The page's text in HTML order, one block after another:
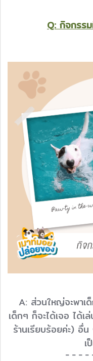
Q: กิจกรร
A: ส่วนใหญ่จะพาเ
เด็กๆ ก็จะได้เจอ ได้เ
ร้านเรียบร้อยค่ะ) อื่
เ
- - - -